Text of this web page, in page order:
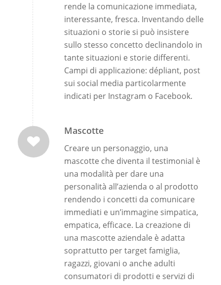
rende la comunicazione immediata,
interessante, fresca. Inventando delle
situazioni o storie si può insistere
sullo stesso concetto declinandolo in
tante situazioni e storie differenti.
Campi di applicazione: dépliant, post
sui social media particolarmente
indicati per Instagram o Facebook.
Mascotte
Creare un personaggio, una
mascotte che diventa il testimonial è
una modalità per dare una
personalità all’azienda o al prodotto
rendendo i concetti da comunicare
immediati e un’immagine simpatica,
empatica, efficace. La creazione di
una mascotte aziendale è adatta
soprattutto per target famiglia,
ragazzi, giovani o anche adulti
consumatori di prodotti e servizi di